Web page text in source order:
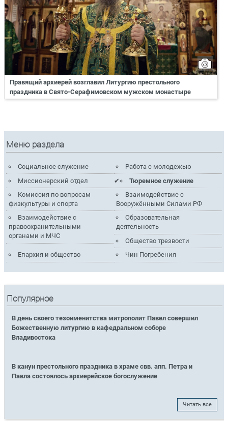
Правящий архиерей возглавил Литургию престольного
праздника в Свято-Серафимовском мужском монастыре
Меню раздела
Социальное служение
Работа с молодежью
Миссионерский отдел
Тюремное служение
Комиссия по вопросам
физкультуры и спорта
Взаимодействие с
Вооружёнными Силами РФ
Взаимодействие с
правоохранительными
органами и МЧС
Образовательная
деятельность
Общество трезвости
Епархия и общество
Чин Погребения
Популярное
В день своего тезоименитства митрополит Павел совершил
Божественную литургию в кафедральном соборе
Владивостока
В канун престольного праздника в храме свв. апп. Петра и
Павла состоялось архиерейское богослужение
Читать все